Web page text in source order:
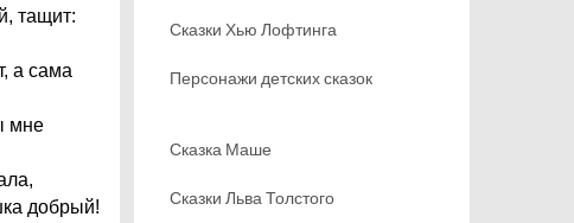
тащит:
а сама
мне
добрый!
Сказки Хью Лофтинга
Персонажи детских сказок
Сказка Маше
Сказки Льва Толстого